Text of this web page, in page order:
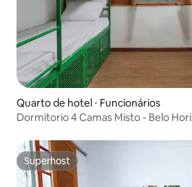
Quarto de hotel ⋅ Funcionários
Dormitorio 4 Camas Misto - Belo
Superhost
Superhost